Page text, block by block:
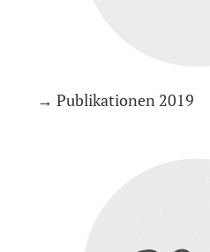
→ Publikationen 2019